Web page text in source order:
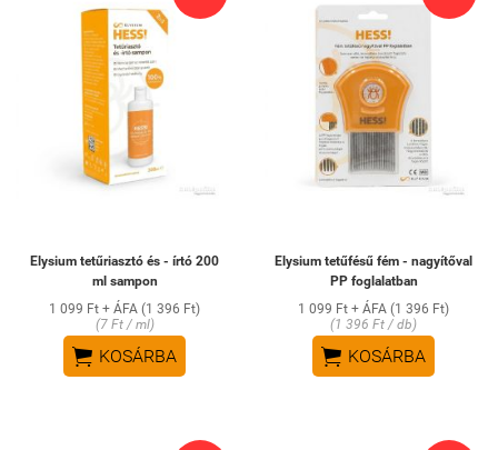
Elysium tetűriasztó és - írtó 200
ml sampon
1 099 Ft + ÁFA (1 396 Ft)
(7 Ft / ml)
 KOSÁRBA
Elysium tetűfésű fém - nagyítőval
PP foglalatban
1 099 Ft + ÁFA (1 396 Ft)
(1 396 Ft / db)
 KOSÁRBA